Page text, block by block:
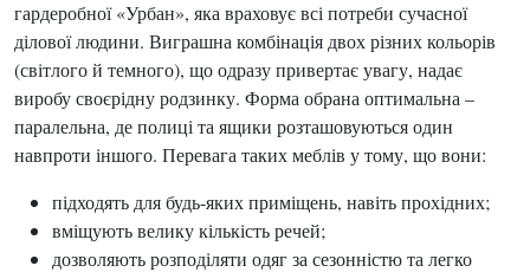
гардеробної «Урбан», яка враховує всі потреби сучасної
ділової людини. Виграшна комбінація двох різних кольорів
(світлого й темного), що одразу привертає увагу, надає
виробу своєрідну родзинку. Форма обрана оптимальна –
паралельна, де полиці та ящики розташовуються один
навпроти іншого. Перевага таких меблів у тому, що вони:
підходять для будь-яких приміщень, навіть прохідних;
вміщують велику кількість речей;
дозволяють розподіляти одяг за сезонністю та легко